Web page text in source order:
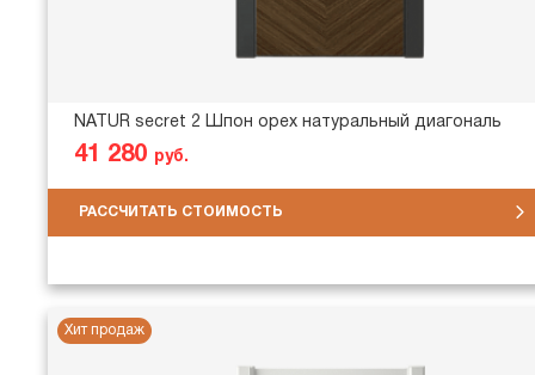
NATUR secret 2 Шпон орех натуральный диагональ
41 280 руб.
РАССЧИТАТЬ СТОИМОСТЬ
Хит продаж